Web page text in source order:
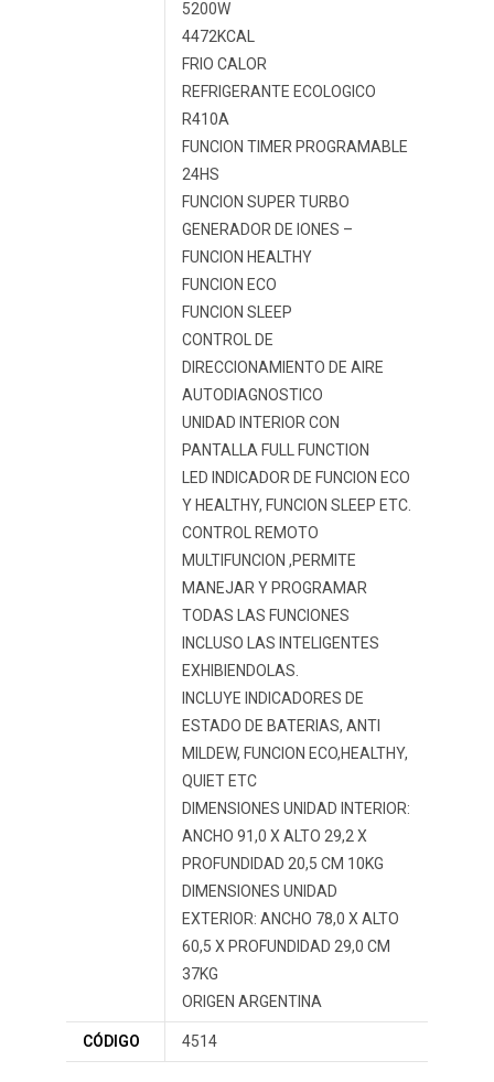
5200W
4472KCAL
FRIO CALOR
REFRIGERANTE ECOLOGICO
R410A
FUNCION TIMER PROGRAMABLE
24HS
FUNCION SUPER TURBO
GENERADOR DE IONES –
FUNCION HEALTHY
FUNCION ECO
FUNCION SLEEP
CONTROL DE
DIRECCIONAMIENTO DE AIRE
AUTODIAGNOSTICO
UNIDAD INTERIOR CON
PANTALLA FULL FUNCTION
LED INDICADOR DE FUNCION ECO
Y HEALTHY, FUNCION SLEEP ETC.
CONTROL REMOTO
MULTIFUNCION ,PERMITE
MANEJAR Y PROGRAMAR
TODAS LAS FUNCIONES
INCLUSO LAS INTELIGENTES
EXHIBIENDOLAS.
INCLUYE INDICADORES DE
ESTADO DE BATERIAS, ANTI
MILDEW, FUNCION ECO,HEALTHY,
QUIET ETC
DIMENSIONES UNIDAD INTERIOR:
ANCHO 91,0 X ALTO 29,2 X
PROFUNDIDAD 20,5 CM 10KG
DIMENSIONES UNIDAD
EXTERIOR: ANCHO 78,0 X ALTO
60,5 X PROFUNDIDAD 29,0 CM
37KG
ORIGEN ARGENTINA
CÓDIGO 4514